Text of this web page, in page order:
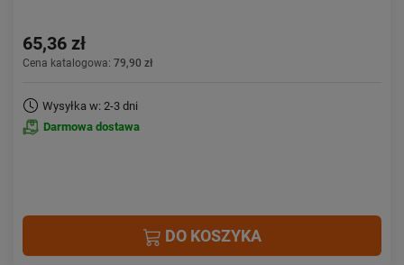
65,36 zł
Cena katalogowa: 79,90 zł
Wysyłka w: 2-3 dni
Darmowa dostawa
DO KOSZYKA